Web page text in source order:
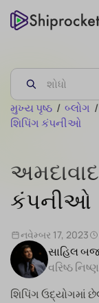
મુખ્ય પૃષ્ઠ / બ્લોગ /
શિપિંગ કંપનીઓ
કંપનીઓ
સાહિલ
વરિષ્ઠ
નવેમ્બર 17, 2023
શિપિંગ ઉદ્યોગમાં